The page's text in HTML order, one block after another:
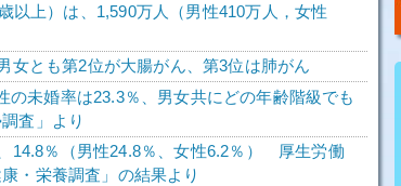
以上）は、1,590万人（男性410万人，女性
女とも第2位が大腸がん、第3位は肺がん
の未婚率は23.3％、男女共にどの年齢階級でも
査」より
14.8％（男性24.8％、女性6.2％） 厚生労働
・栄養調査」の結果より